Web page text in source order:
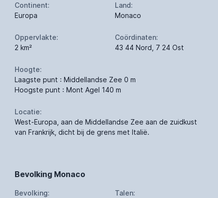
Continent:
Europa
Land:
Monaco
Oppervlakte:
2 km²
Coördinaten:
43 44 Nord, 7 24 Ost
Hoogte:
Laagste punt : Middellandse Zee 0 m
Hoogste punt : Mont Agel 140 m
Locatie:
West-Europa, aan de Middellandse Zee aan de zuidkust
van Frankrijk, dicht bij de grens met Italië.
Bevolking Monaco
Bevolking:
Talen: